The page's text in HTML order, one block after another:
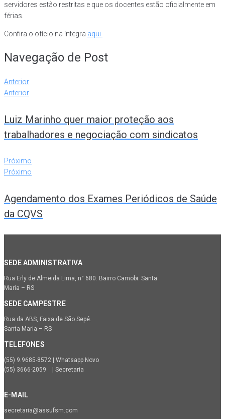
servidores estão restritas e que os docentes estão oficialmente em
férias.
Confira o ofício na íntegra aqui.
Navegação de Post
Anterior
Anterior
Luiz Marinho quer maior proteção aos
trabalhadores e negociação com sindicatos
Próximo
Próximo
Agendamento dos Exames Periódicos de Saúde
da CQVS
SEDE ADMINISTRATIVA
Rua Erly de Almeida Lima, n° 680. Bairro Camobi. Santa
Maria – RS
SEDE CAMPESTRE
Rua da ABS, Faixa de São Sepé.
Santa Maria – RS
TELEFONES
(55) 9.9685-8572 | Whatsapp Novo
(55) 3666-2059 | Secretaria
E-MAIL
secretaria@assufsm.com